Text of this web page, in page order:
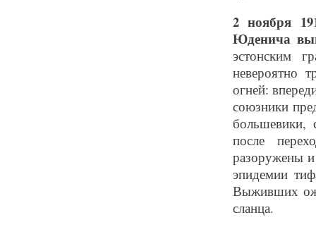
2 ноября
Юденича
эстонским
невероятно
огней:
союзники
большевики,
после
разоружены
эпидемии
Выживших
сланца.